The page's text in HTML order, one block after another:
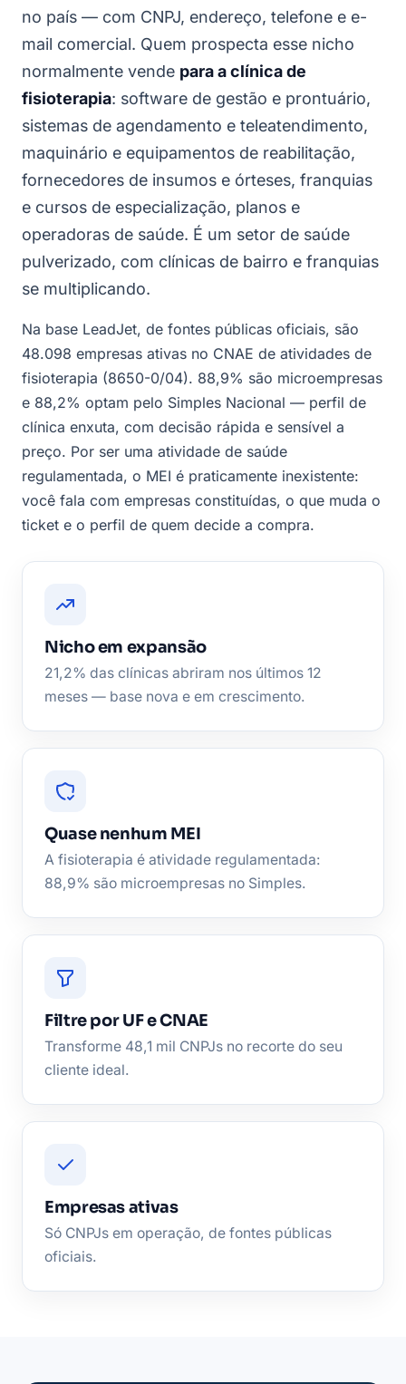
no país — com CNPJ, endereço, telefone e e-
mail comercial. Quem prospecta esse nicho
normalmente vende para a clínica de
fisioterapia: software de gestão e prontuário,
sistemas de agendamento e teleatendimento,
maquinário e equipamentos de reabilitação,
fornecedores de insumos e órteses, franquias
e cursos de especialização, planos e
operadoras de saúde. É um setor de saúde
pulverizado, com clínicas de bairro e franquias
se multiplicando.
Na base LeadJet, de fontes públicas oficiais, são
48.098 empresas ativas no CNAE de atividades de
fisioterapia (8650-0/04). 88,9% são microempresas
e 88,2% optam pelo Simples Nacional — perfil de
clínica enxuta, com decisão rápida e sensível a
preço. Por ser uma atividade de saúde
regulamentada, o MEI é praticamente inexistente:
você fala com empresas constituídas, o que muda o
ticket e o perfil de quem decide a compra.
Nicho em expansão
21,2% das clínicas abriram nos últimos 12
meses — base nova e em crescimento.
Quase nenhum MEI
A fisioterapia é atividade regulamentada:
88,9% são microempresas no Simples.
Filtre por UF e CNAE
Transforme 48,1 mil CNPJs no recorte do seu
cliente ideal.
Empresas ativas
Só CNPJs em operação, de fontes públicas
oficiais.